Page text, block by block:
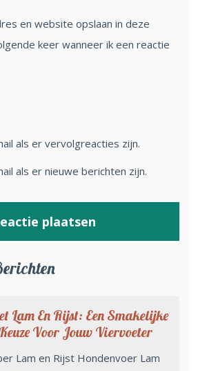
en website opslaan in deze
keer wanneer ik een reactie
als er vervolgreacties zijn.
als er nieuwe berichten zijn.
Lam En Rijst: Een Smakelijke
Voor Jouw Viervoeter
Lam en Rijst Hondenvoer Lam